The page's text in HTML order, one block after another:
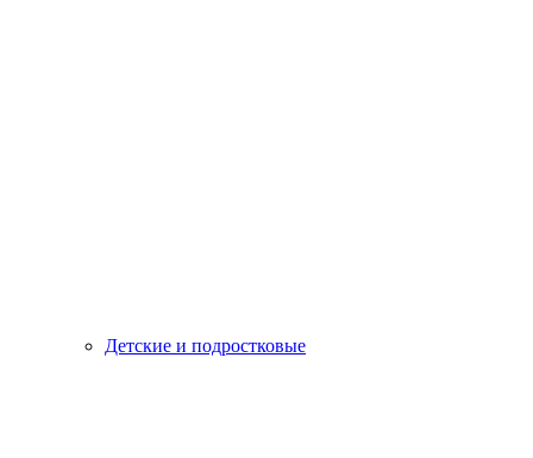
Детские и подростковые